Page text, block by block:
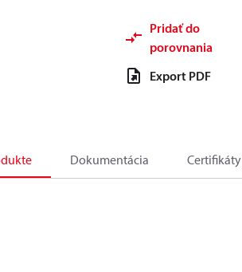
Pridať do
porovnania
Export PDF
Dokumentácia Certifikáty